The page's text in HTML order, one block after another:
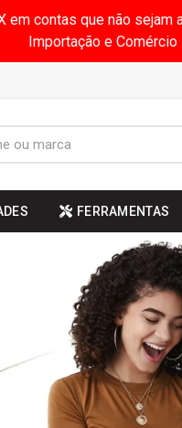
em contas que não
Importação e Comércio
FERRAMENTAS